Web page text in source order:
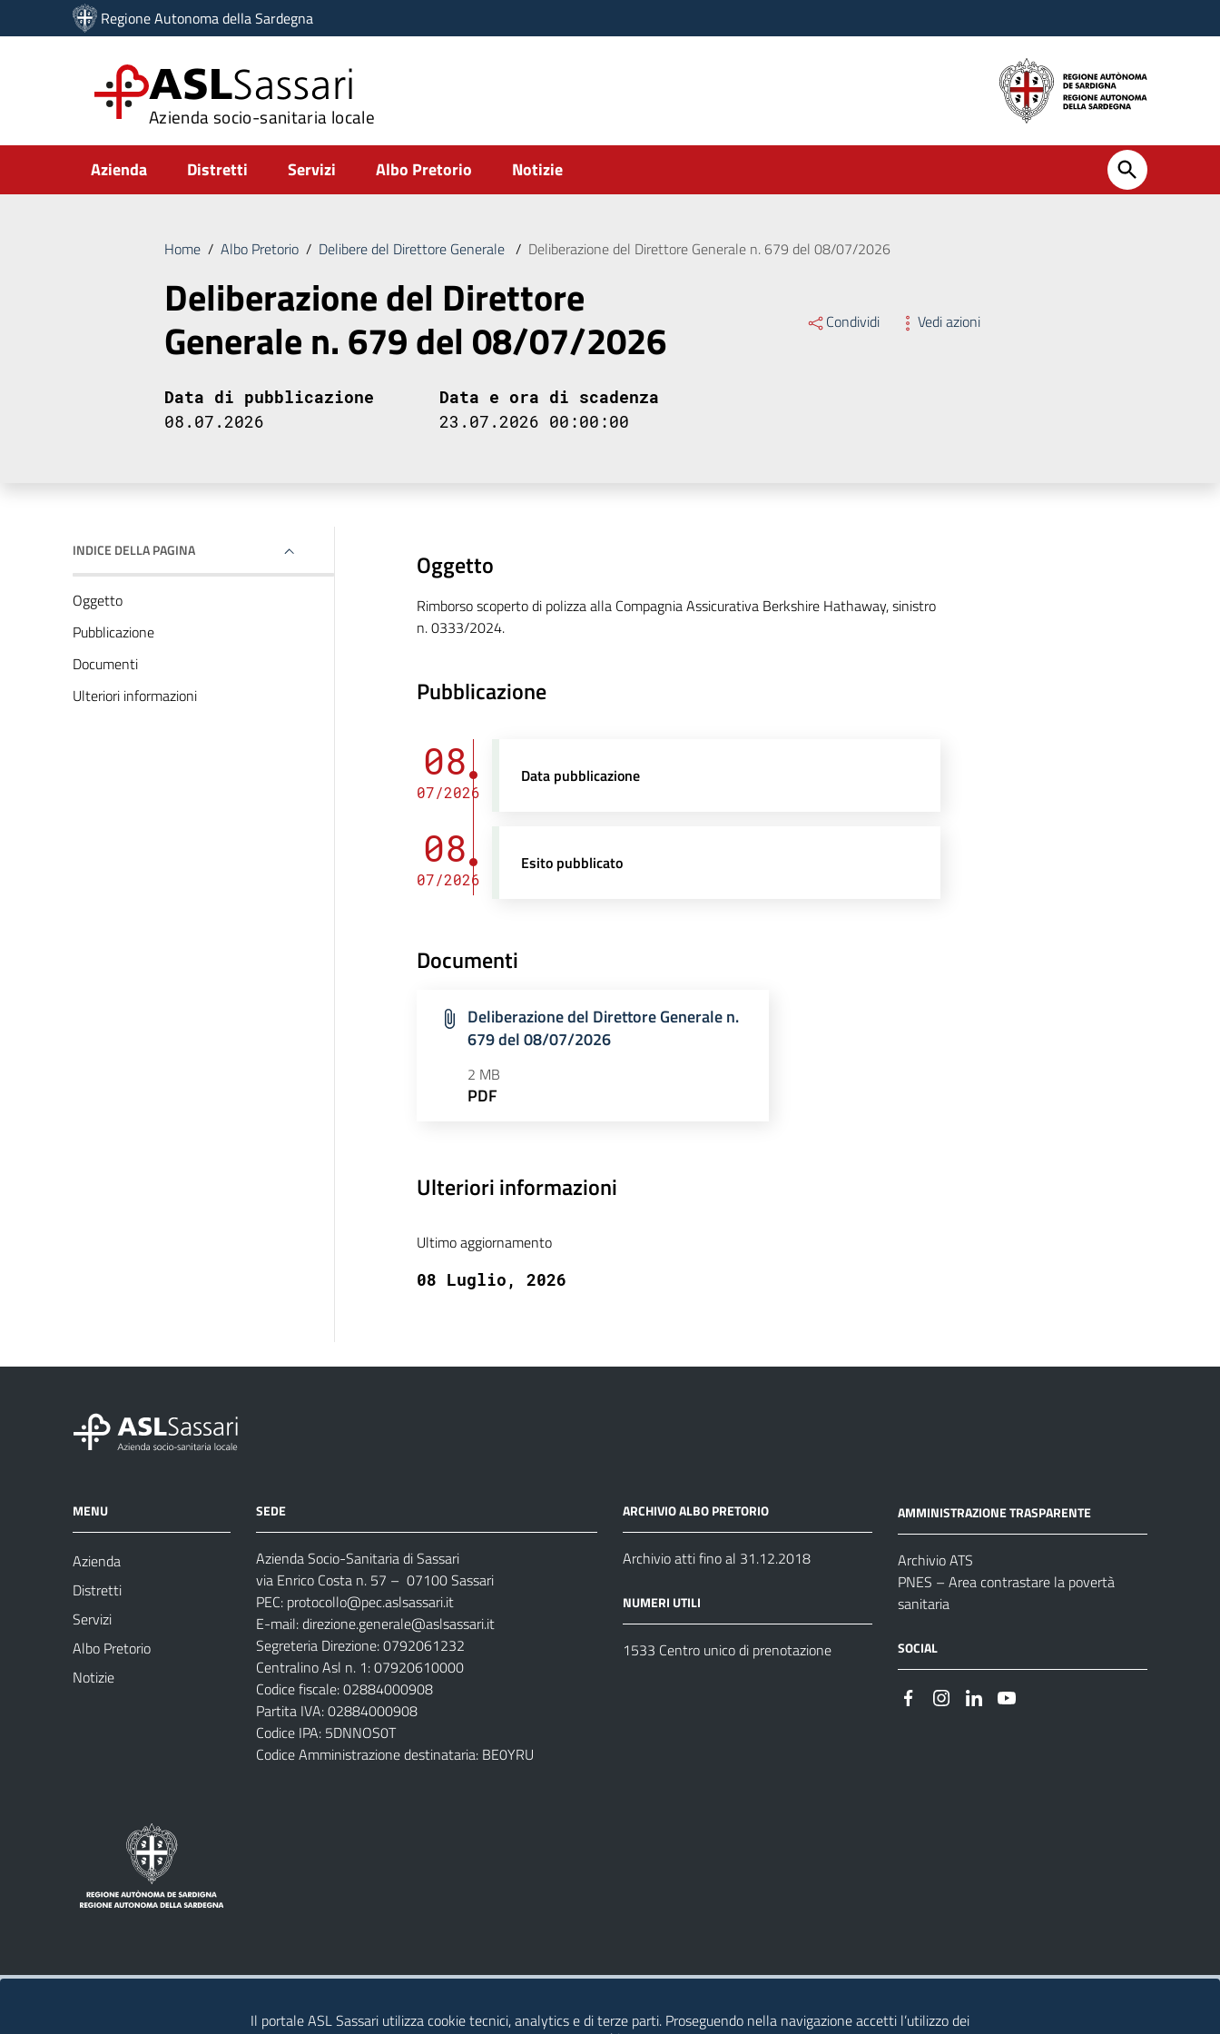
Vai ai contenuti
Vai al menu di navigazione
Regione Autonoma della Sardegna
ASLSassari
Azienda socio-sanitaria locale
Submenu
Azienda Distretti Servizi Albo Pretorio Notizie
Home / Albo Pretorio / Delibere del Direttore Generale / Deliberazione del Direttore Generale n. 679 del 08/07/2026
Deliberazione del Direttore
Generale n. 679 del 08/07/2026 Condividi Vedi azioni
Data di pubblicazione
08.07.2026
Data e ora di scadenza
23.07.2026 00:00:00
INDICE DELLA PAGINA
Oggetto
Pubblicazione
Documenti
Ulteriori informazioni
Oggetto
Rimborso scoperto di polizza alla Compagnia Assicurativa Berkshire Hathaway, sinistro
n. 0333/2024.
Pubblicazione
08
07/2026
Data pubblicazione
08
07/2026
Esito pubblicato
Documenti
Deliberazione del Direttore Generale n.
679 del 08/07/2026
2 MB
PDF
Ulteriori informazioni
Ultimo aggiornamento
08 Luglio, 2026
MENU
Azienda
Distretti
Servizi
Albo Pretorio
Notizie
SEDE
Azienda Socio-Sanitaria di Sassari
via Enrico Costa n. 57 – 07100 Sassari
PEC: protocollo@pec.aslsassari.it
E-mail:direzione.generale@aslsassari.it
Segreteria Direzione: 0792061232
Centralino Asl n. 1: 07920610000
Codice fiscale: 02884000908
Partita IVA: 02884000908
Codice IPA: 5DNNOS0T
Codice Amministrazione destinataria: BE0YRU
ARCHIVIO ALBO PRETORIO
Archivio atti fino al 31.12.2018
NUMERI UTILI
1533 Centro unico di prenotazione
AMMINISTRAZIONE TRASPARENTE
Archivio ATS
PNES – Area contrastare la povertà
sanitaria
SOCIAL
Il portale ASL Sassari utilizza cookie tecnici, analytics e di terze parti. Proseguendo nella navigazione accetti l’utilizzo dei